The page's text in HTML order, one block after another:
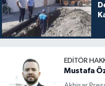
EDITÖR
Mustafa